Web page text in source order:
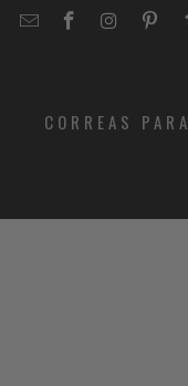
EMAIL
CORREAS